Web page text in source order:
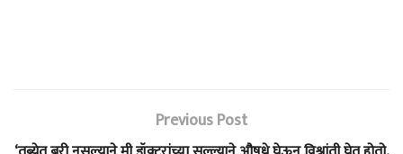
Previous Post